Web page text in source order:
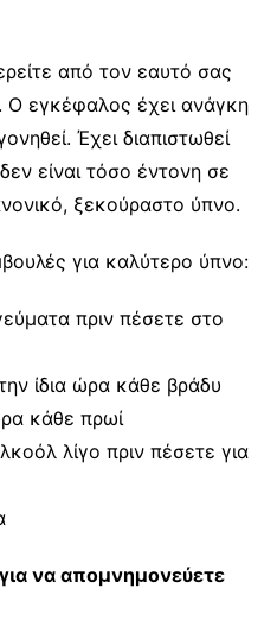
από τον εαυτό σας
εγκέφαλος έχει ανάγκη
Έχει διαπιστωθεί
είναι τόσο έντονη σε
ξεκούραστο ύπνο.
για καλύτερο ύπνο:
πριν πέσετε στο
ίδια ώρα κάθε βράδυ
κάθε πρωί
λίγο πριν πέσετε για
να απομνημονεύετε